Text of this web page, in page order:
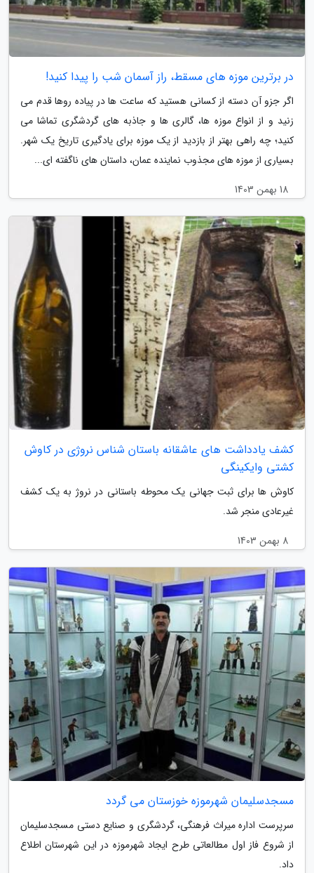
در برترین موزه های مسقط، راز آسمان شب را پیدا کنید!
اگر جزو آن دسته از کسانی هستید که ساعت ها در پیاده روها قدم می
زنید و از انواع موزه ها، گالری ها و جاذبه های گردشگری تماشا می
کنید؛ چه راهی بهتر از بازدید از یک موزه برای یادگیری تاریخ یک شهر.
بسیاری از موزه های مجذوب نماینده عمان، داستان های ناگفته ای...
18 بهمن 1403
کشف یادداشت های عاشقانه باستان شناس نروژی در کاوش
کشتی وایکینگی
کاوش ها برای ثبت جهانی یک محوطه باستانی در نروژ به یک کشف
غیرعادی منجر شد.
8 بهمن 1403
مسجدسلیمان شهرموزه خوزستان می گردد
سرپرست اداره میراث فرهنگی، گردشگری و صنایع دستی مسجدسلیمان
از شروع فاز اول مطالعاتی طرح ایجاد شهرموزه در این شهرستان اطلاع
داد.